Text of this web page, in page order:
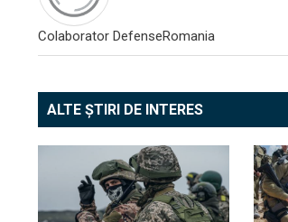
Colaborator DefenseRomania
ALTE ȘTIRI DE INTERES